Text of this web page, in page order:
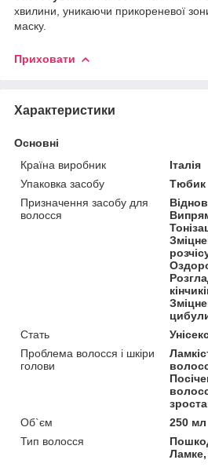
хвилини, уникаючи прикореневої
маску.
Приховати
Характеристики
Основні
Країна виробник
Італія
Упаковка засобу
Тюбик
Призначення засобу для
волосся
Стать
Проблема волосся і шкіри
голови
Об`єм
250 мл
Тип волосся
Ламке,